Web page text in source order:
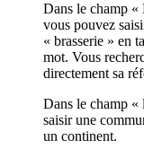
Dans le champ «
vous pouvez
« brasserie » en
mot. Vous
directement sa
Dans le champ «
saisir une
un continent.